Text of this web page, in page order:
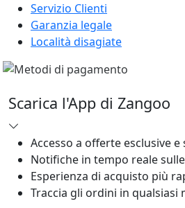
Servizio Clienti
Garanzia legale
Località disagiate
Scarica l'App di Zangoo
Accesso a offerte esclusive
Notifiche in tempo reale
Esperienza di acquisto più
Traccia gli ordini in qualsiasi